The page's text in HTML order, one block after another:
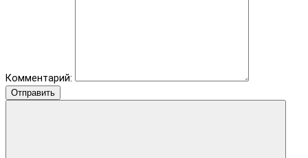
Комментарий:
Отправить